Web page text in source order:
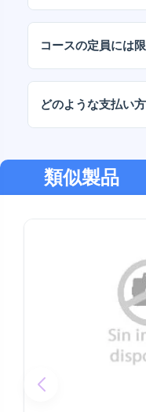
コースの定員には
す。
どのような支払い
る支払い方法に対
類似製品